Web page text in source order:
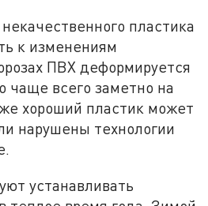
пластика
к изменениям
ПВХ деформируется
чаще всего заметно на
хороший пластик может
нарушены технологии
устанавливать